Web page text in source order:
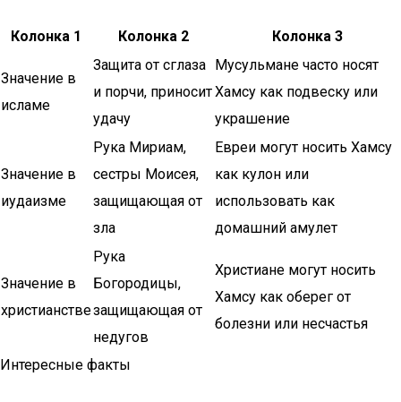
Колонка 1 Колонка 2 Колонка 3
Значение в
исламе
Защита от сглаза
и порчи, приносит
удачу
Мусульмане часто носят
Хамсу как подвеску или
украшение
Значение в
иудаизме
Рука Мириам,
сестры Моисея,
защищающая от
зла
Евреи могут носить Хамсу
как кулон или
использовать как
домашний амулет
Значение в
христианстве
Рука
Богородицы,
защищающая от
недугов
Христиане могут носить
Хамсу как оберег от
болезни или несчастья
Интересные факты